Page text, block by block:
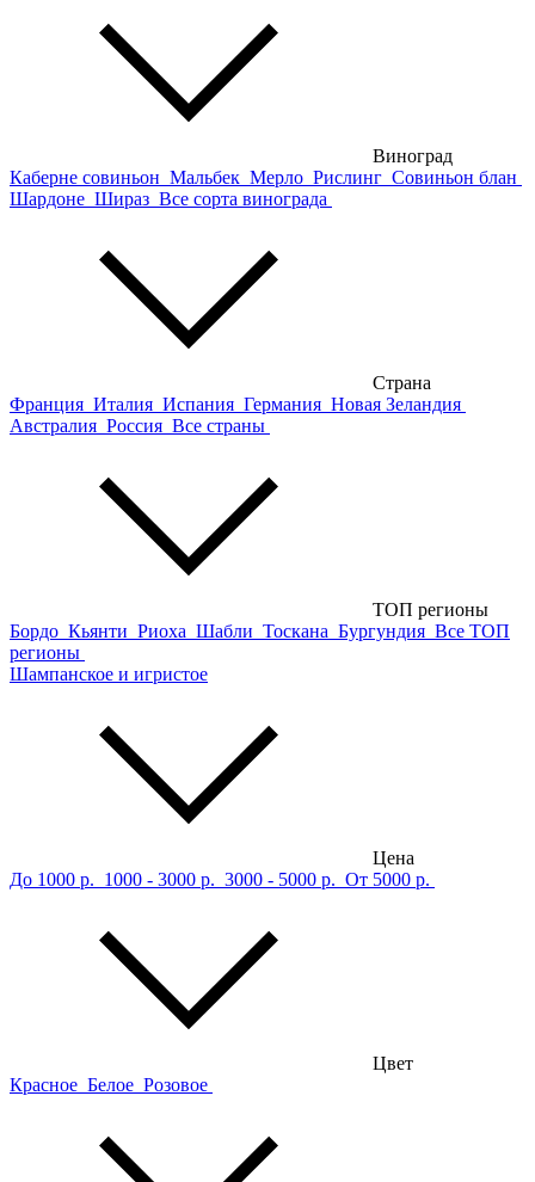
Виноград
Каберне совиньон Мальбек Мерло Рислинг Совиньон блан
Шардоне Шираз Все сорта винограда
Страна
Франция Италия Испания Германия Новая Зеландия
Австралия Россия Все страны
ТОП регионы
Бордо Кьянти Риоха Шабли Тоскана Бургундия Все ТОП
регионы
Шампанское и игристое
Цена
До 1000 р. 1000 - 3000 р. 3000 - 5000 р. От 5000 р.
Цвет
Красное Белое Розовое